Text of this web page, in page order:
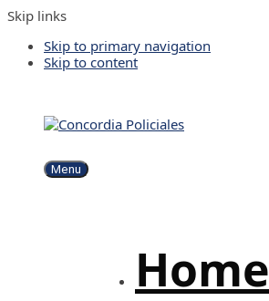
Skip links
Skip to primary navigation
Skip to content
Menu
Home